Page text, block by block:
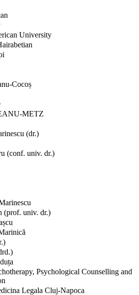
University
Cocoș
METZ
(dr.)
(conf. univ. dr.)
(prof. univ. dr.)
Psychological Counselling and
Legala Cluj-Napoca